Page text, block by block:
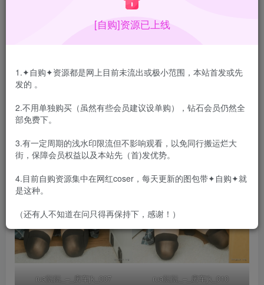
rua阮阮个人资料，暂无
合集目录在预览图下面
rua阮阮_–_房车jk_007 rua阮阮_–_房车jk_010
[自购]资源已上线
1.✦自购✦资源都是网上目前未流出或极小范围，本站首发或先
发的 。
2.不用单独购买（虽然有些会员建议设单购），钻石会员仍然全
部免费下。
3.有一定周期的浅水印限流但不影响观看，以免同行搬运烂大
街，保障会员权益以及本站先（首)发优势。
4.目前自购资源集中在网红coser，每天更新的图包带✦自购✦就
是这种。
（还有人不知道在问只得再保持下，感谢！）